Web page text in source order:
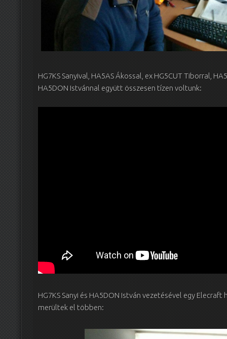
HG7KS Sanyival, HA5AS Ákossal, ex HG5CUT Tiborral,
HA5DON Istvánnal együtt összesen tízen voltunk:
HG7KS Sanyi és HA5DON István vezetésével egy
merültek el többen: